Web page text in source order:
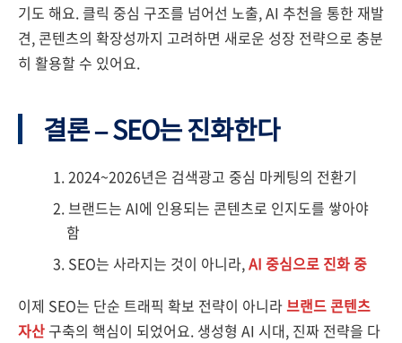
기도 해요. 클릭 중심 구조를 넘어선 노출, AI 추천을 통한 재발
견, 콘텐츠의 확장성까지 고려하면 새로운 성장 전략으로 충분
히 활용할 수 있어요.
결론 – SEO는 진화한다
2024~2026년은 검색광고 중심 마케팅의 전환기
브랜드는 AI에 인용되는 콘텐츠로 인지도를 쌓아야
함
SEO는 사라지는 것이 아니라,AI 중심으로 진화 중
이제 SEO는 단순 트래픽 확보 전략이 아니라브랜드 콘텐츠
자산구축의 핵심이 되었어요. 생성형 AI 시대, 진짜 전략을 다